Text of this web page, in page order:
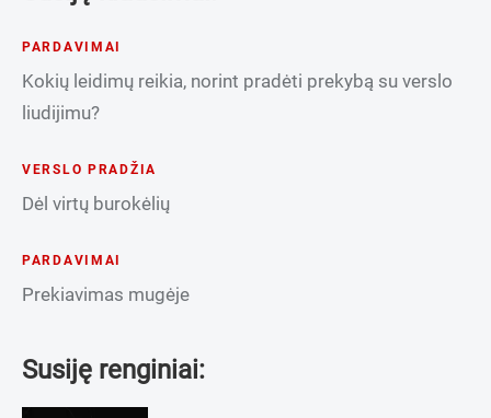
PARDAVIMAI
Kokių leidimų reikia, norint pradėti prekybą su verslo
liudijimu?
VERSLO PRADŽIA
Dėl virtų burokėlių
PARDAVIMAI
Prekiavimas mugėje
Susiję renginiai: